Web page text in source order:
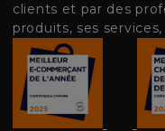
clients et par des
produits, ses